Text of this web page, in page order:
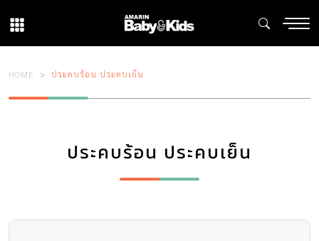
HOME ประคบร้อน ประคบเย็น
ประคบร้อน ประคบเย็น